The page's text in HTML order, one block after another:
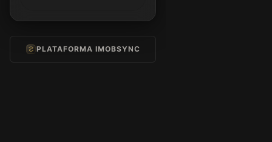
PLATAFORMA IMOBSYNC